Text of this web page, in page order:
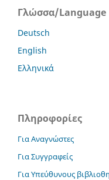
Γλώσσα/Language
Deutsch
English
Ελληνικά
Πληροφορίες
Για Αναγνώστες
Για Συγγραφείς
Για Υπεύθυνους